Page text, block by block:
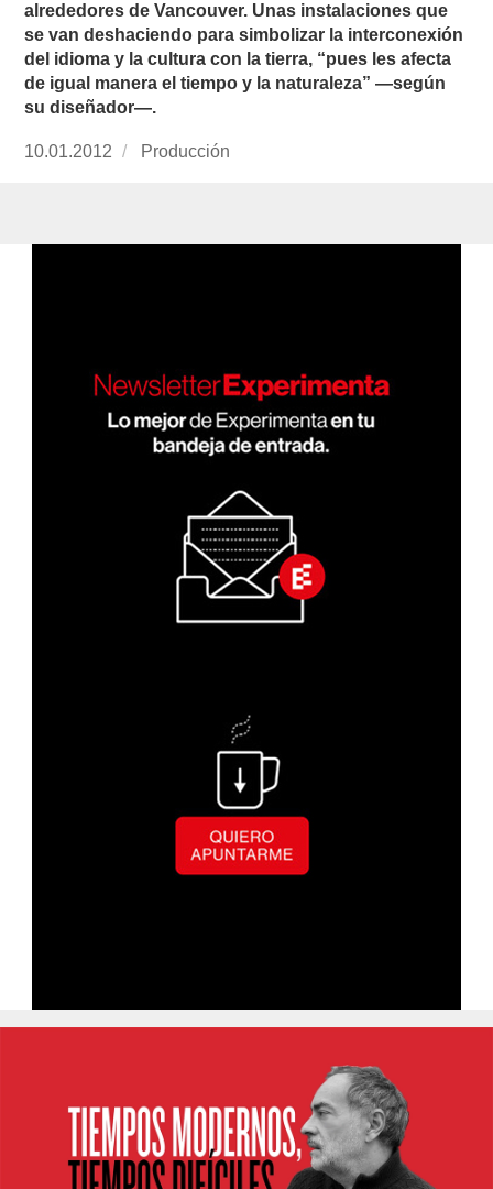
alrededores de Vancouver. Unas instalaciones que
se van deshaciendo para simbolizar la interconexión
del idioma y la cultura con la tierra, “pues les afecta
de igual manera el tiempo y la naturaleza” —según
su diseñador—.
Publicado
10.01.2012 https://www.experimenta.es/author/
Producción